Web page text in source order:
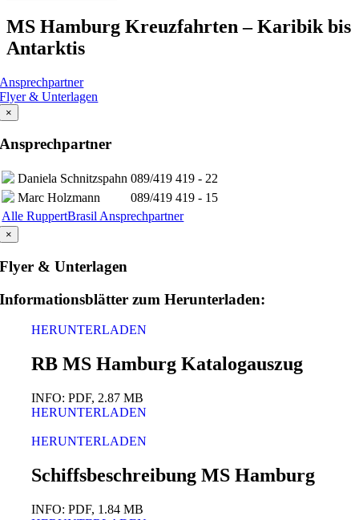
MS Hamburg Kreuzfahrten – Karibik bis
Antarktis
Ansprechpartner
Flyer & Unterlagen
×
Ansprechpartner
Daniela Schnitzspahn 089/419 419 - 22
Marc Holzmann
089/419 419 - 15
Alle RuppertBrasil Ansprechpartner
×
Flyer & Unterlagen
Informationsblätter zum Herunterladen:
HERUNTERLADEN
RB MS Hamburg Katalogauszug
INFO: PDF, 2.87 MB
HERUNTERLADEN
HERUNTERLADEN
Schiffsbeschreibung MS Hamburg
INFO: PDF, 1.84 MB